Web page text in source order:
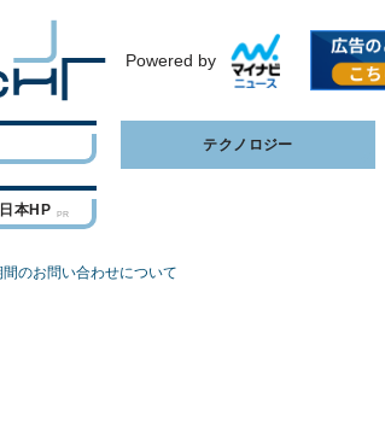
Powered by
テクノロジー
本HP
のお問い合わせについて